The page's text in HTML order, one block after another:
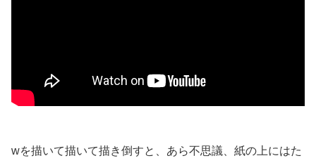
wを描いて描いて描き倒すと、あら不思議、紙の上にはた